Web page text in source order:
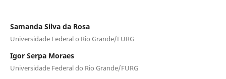
Samanda Silva da Rosa
Universidade Federal o Rio Grande/FURG
Igor Serpa Moraes
Universidade Federal do Rio Grande/FURG